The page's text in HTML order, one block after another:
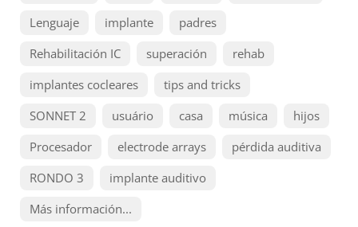
Lenguaje
implante
padres
Rehabilitación IC
superación
rehab
implantes cocleares
tips and tricks
SONNET 2
usuário casa música
hijos
Procesador
electrode arrays
pérdida auditiva
RONDO 3
implante auditivo
Más información...